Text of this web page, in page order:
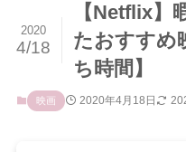
【Netflix
たおすすめ
ち時間】
2020
4/18
映画 2020年4月18日